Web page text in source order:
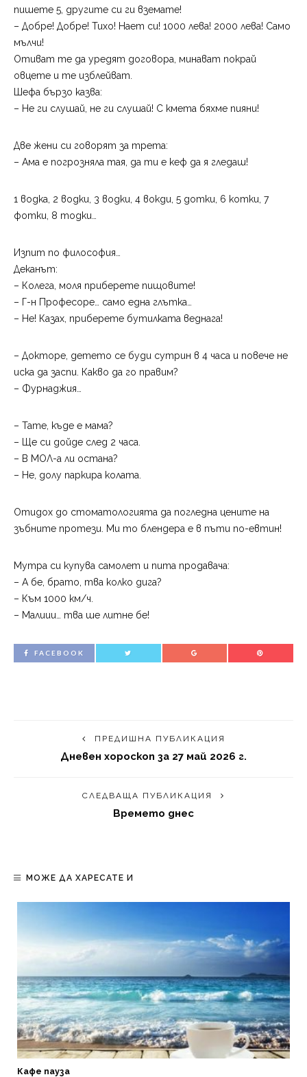
пишете 5, другите си ги вземате!
– Добре! Добре! Тихо! Нает си! 1000 лева! 2000 лева! Само
мълчи!
Отиват те да уредят договора, минават покрай
овцете и те изблейват.
Шефа бързо казва:
– Не ги слушай, не ги слушай! С кмета бяхме пияни!
Две жени си говорят за трета:
– Ама е погрозняла тая, да ти е кеф да я гледаш!
1 водка, 2 водки, 3 водки, 4 вокди, 5 дотки, 6 котки, 7
фотки, 8 тодки…
Изпит по философия…
Деканът:
– Колега, моля приберете пищовите!
– Г-н Професоре… само една глътка…
– Не! Казах, приберете бутилката веднага!
– Докторе, детето се буди сутрин в 4 часа и повече не
иска да заспи. Какво да го правим?
– Фурнаджия…
– Тате, къде е мама?
– Ще си дойде след 2 часа.
– В МОЛ-а ли остана?
– Не, долу паркира колата.
Отидох до стоматологията да погледна цените на
зъбните протези. Ми то блендера е в пъти по-евтин!
Мутра си купува самолет и пита продавача:
– A бе, брато, тва колко дига?
– Към 1000 км/ч.
– Малиии… тва ше литне бе!
FACEBOOK
ПРЕДИШНА ПУБЛИКАЦИЯ
Дневен хороскоп за 27 май 2026 г.
СЛЕДВАЩА ПУБЛИКАЦИЯ
Времето днес
МОЖЕ ДА ХАРЕСАТЕ И
Кафе пауза